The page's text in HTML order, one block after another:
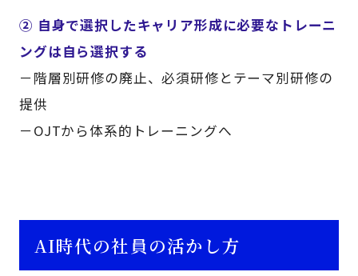
② 自身で選択したキャリア形成に必要なトレーニ
ングは自ら選択する
－階層別研修の廃止、必須研修とテーマ別研修の
提供
－OJTから体系的トレーニングへ
AI時代の社員の活かし方